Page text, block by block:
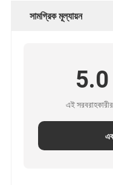
সামগ্রিক মূল্যায়ন
5.0
এই